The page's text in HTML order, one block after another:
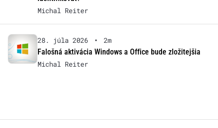
Michal Reiter
28. júla 2026 •
2m
Falošná aktivácia Windows a Office bude zložitejšia
Michal Reiter